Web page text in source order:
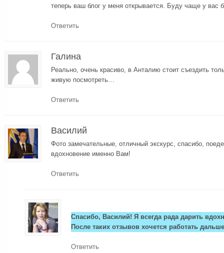
теперь ваш блог у меня открывается. Буду чаще у вас
Ответить
Галина
Реально, очень красиво, в Анталию стоит съездить
живую посмотреть…
Ответить
Василий
Фото замечательные, отличный экскурс, спасибо,
вдохновение именно Вам!
Ответить
Спасибо, Василий! Я всегда рада дарить
После таких отзывов хочется работать
Ответить